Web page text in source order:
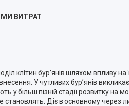
ВИТРАТ
клітин бур’янів шляхом впливу
внесення. У чутливих бур’янів
у більш пізній стадії розвитку
Діє в основному через